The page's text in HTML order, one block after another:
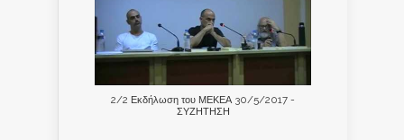
2/2 Εκδήλωση του ΜΕΚΕΑ 30/5/2017 -
ΣΥΖΗΤΗΣΗ